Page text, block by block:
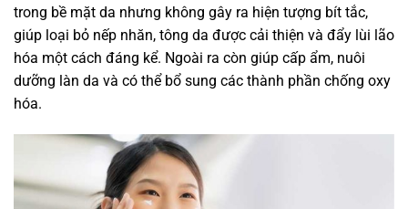
trong bề mặt da nhưng không gây ra hiện tượng bít tắc,
giúp loại bỏ nếp nhăn, tông da được cải thiện và đẩy lùi lão
hóa một cách đáng kể. Ngoài ra còn giúp cấp ẩm, nuôi
dưỡng làn da và có thể bổ sung các thành phần chống oxy
hóa.